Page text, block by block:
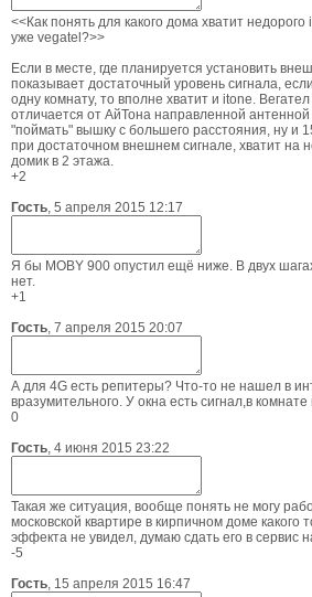
<<Как понять для какого дома хватит недорого
уже vegatel?>>
Если в месте, где планируется установить
показывает достаточный уровень сигнала,
одну комнату, то вполне хватит и itone.
отличается от АйТона направленной
"поймать" вышку с большего расстояния, ну и
при достаточном внешнем сигнале, хватит на
домик в 2 этажа.
+2
Гость, 5 апреля 2015 12:17
Я бы MOBY 900 опустил ещё ниже. В двух
нет.
+1
Гость, 7 апреля 2015 20:07
А для 4G есть репитеры? Что-то не нашел в
вразумительного. У окна есть сигнал,в комнате
0
Гость, 4 июня 2015 23:22
Такая же ситуация, вообще понять не могу
московской квартире в кирпичном доме какого
эффекта не увидел, думаю сдать его в сервис
-5
Гость, 15 апреля 2015 16:47